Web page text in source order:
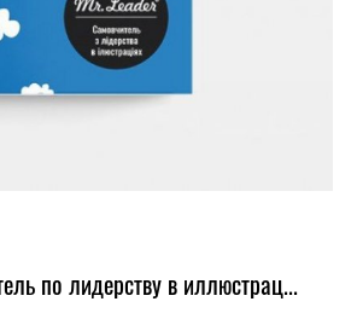
по лидерству в иллюстрац...